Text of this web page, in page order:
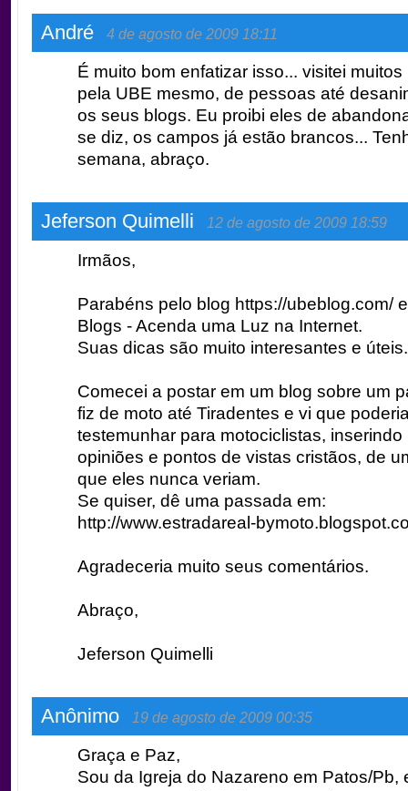
André 4 de agosto de 2009 18:11
É muito bom enfatizar isso... visitei
pela UBE mesmo, de pessoas até
os seus blogs. Eu proibi eles de
se diz, os campos já estão brancos...
semana, abraço.
Jeferson Quimelli 12 de agosto de 2009 18:59
Irmãos,
Parabéns pelo blog https://ubeblog.com/
Blogs - Acenda uma Luz na Internet.
Suas dicas são muito interesantes e úteis.
Comecei a postar em um blog sobre um
fiz de moto até Tiradentes e vi que
testemunhar para motociclistas, inserindo
opiniões e pontos de vistas cristãos, de
que eles nunca veriam.
Se quiser, dê uma passada em:
http://www.estradareal-
Agradeceria muito seus comentários.
Abraço,
Jeferson Quimelli
Anônimo 19 de agosto de 2009 00:35
Graça e Paz,
Sou da Igreja do Nazareno em Patos/Pb,